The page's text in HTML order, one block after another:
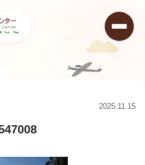
PXL_20250907_2135470082025.11.15